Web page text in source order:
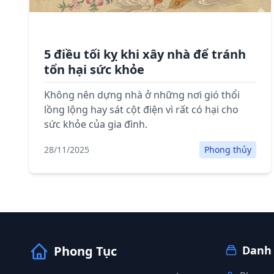
5 điều tối kỵ khi xây nhà để tránh
tổn hại sức khỏe
Không nên dựng nhà ở những nơi gió thổi
lồng lộng hay sát cột điện vì rất có hại cho
sức khỏe của gia đình.
28/11/2025 Phong thủy
Phong Tục